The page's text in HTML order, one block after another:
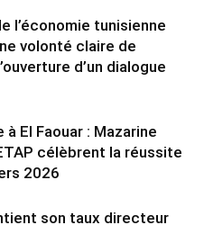
l’économie tunisienne
volonté claire de
d’un dialogue
à El Faouar : Mazarine
célèbrent la réussite
2026
son taux directeur